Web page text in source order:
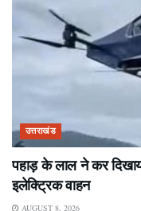
उत्तराखंड
पहाड़ के लाल ने कर
इलेक्ट्रिक वाहन
AUGUST 8, 2026